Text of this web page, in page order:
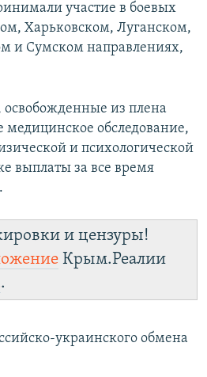
участие в боевых
Харьковском, Луганском,
и Сумском направлениях,
из плена
медицинское обследование,
и психологической
выплаты за все время
и цензуры!
Крым.Реалии
.
украинского обмена